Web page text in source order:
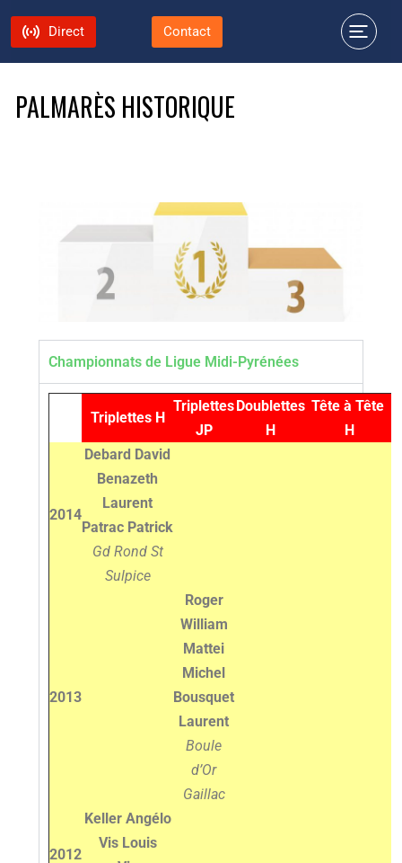
Direct Contact
PALMARÈS HISTORIQUE
Championnats de Ligue Midi-Pyrénées
Triplettes H
Triplettes
JP
Doublettes
H
Tête à Tête
H
2014
Debard David
Benazeth
Laurent
Patrac Patrick
Gd Rond St
Sulpice
2013
Roger
William
Mattei
Michel
Bousquet
Laurent
Boule
d’Or
Gaillac
2012
Keller Angélo
Vis Louis